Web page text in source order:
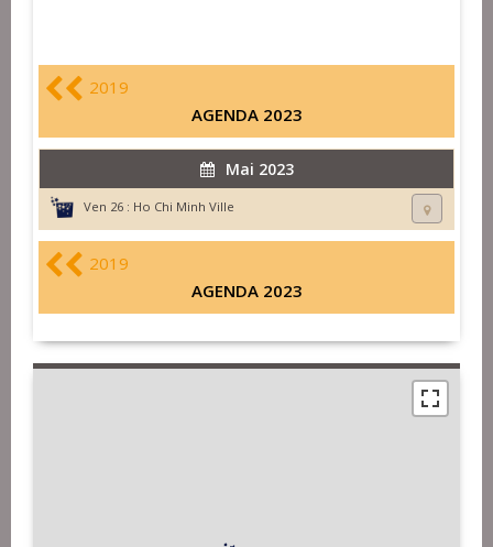
2019
AGENDA 2023
Mai 2023
Ven 26 : Ho Chi Minh Ville
2019
AGENDA 2023